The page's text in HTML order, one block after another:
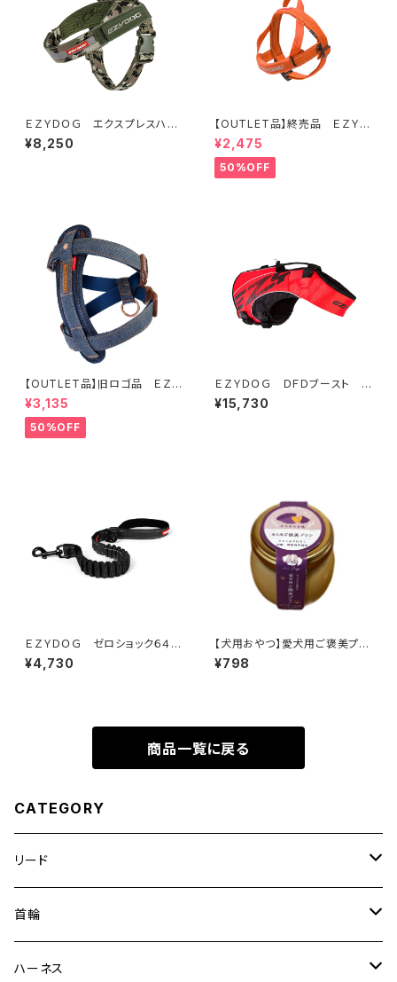
ＥＺＹＤＯＧ エクスプレスハー
ネス XL (全4色)
¥8,250
【OUTLET品】終売品 ＥＺＹＤ
ＯＧ クイックハーネス XXS
(全2色)
¥2,475
50%OFF
【OUTLET品】旧ロゴ品 ＥＺＹ
ＤＯＧ ハーネスＳ デニム
¥3,135
50%OFF
ＥＺＹＤＯＧ ＤＦＤブースト X
L (2色)
¥15,730
ＥＺＹＤＯＧ ゼロショック６４ｃ
ｍ（全7色）
¥4,730
【犬用おやつ】愛犬用ご褒美プリ
ン さつまいも味 70g
¥798
商品一覧に戻る
CATEGORY
リード
エッセンシャル
ゼロショック
首輪
エッセンシャル
ハーネス